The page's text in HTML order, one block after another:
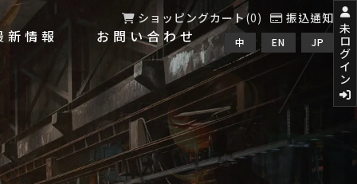
未
ロ
グ
イ
ン
ショッピングカート 0 振込通知
新情報 お問い合わせ